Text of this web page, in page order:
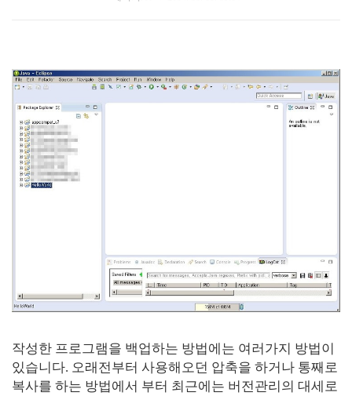
작성한 프로그램을 백업하는 방법에는 여러가지 방법이
있습니다. 오래전부터 사용해오던 압축을 하거나 통째로
복사를 하는 방법에서 부터 최근에는 버전관리의 대세로